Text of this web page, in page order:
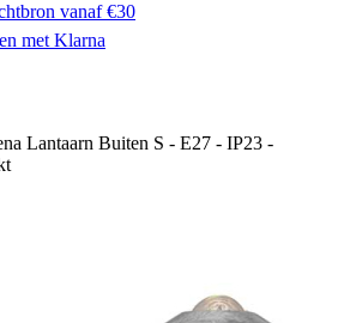
vanaf €30
met Klarna
Lantaarn Buiten S - E27 - IP23 -